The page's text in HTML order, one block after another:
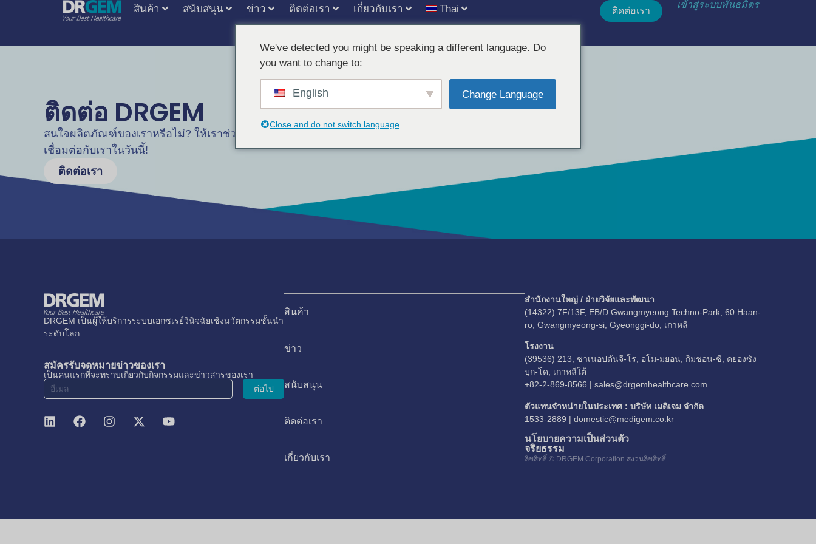
สินค้า สนับสนุน ข่าว ติดต่อเรา เกี่ยวกับเรา Thai ติดต่อเรา
เข้าสู่ระบบพันธมิตร
ติดต่อ DRGEM
สนใจผลิตภัณฑ์ของเราหรือไม่? ให้เราช่วยคุณค้นหาโซลูชันที่เหมาะสมกับความต้องการของคุณ
เชื่อมต่อกับเราในวันนี้!
ติดต่อเรา
DRGEM เป็นผู้ให้บริการระบบเอกซเรย์วินิจฉัยเชิงนวัตกรรมชั้นนำ
ระดับโลก
สมัครรับจดหมายข่าวของเรา
เป็นคนแรกที่จะทราบเกี่ยวกับกิจกรรมและข่าวสารของเรา
ต่อไป
สินค้า
ข่าว
สนับสนุน
ติดต่อเรา
เกี่ยวกับเรา
สำนักงานใหญ่ / ฝ่ายวิจัยและพัฒนา
(14322) 7F/13F, EB/D Gwangmyeong Techno-Park, 60 Haan-
ro, Gwangmyeong-si, Gyeonggi-do, เกาหลี
โรงงาน
(39536) 213, ซาเนอปดันจี-โร, อโม-มยอน, กิมชอน-ซี, คยองซัง
บุก-โด, เกาหลีใต้
+82-2-869-8566 | sales@drgemhealthcare.com
ตัวแทนจำหน่ายในประเทศ : บริษัท เมดิเจม จำกัด
1533-2889 | domestic@medigem.co.kr
นโยบายความเป็นส่วนตัว
จริยธรรม
ลิขสิทธิ์ © DRGEM Corporation สงวนลิขสิทธิ์
We've detected you might be speaking a different language. Do
you want to change to:
English Change Language
Close and do not switch language